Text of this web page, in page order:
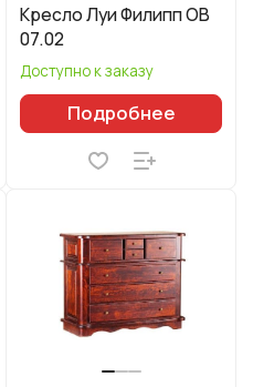
Кресло Луи Филипп ОВ
07.02
Доступно к заказу
Подробнее